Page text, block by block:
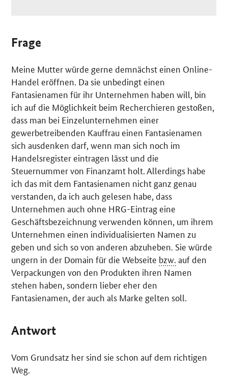
Frage
Meine Mutter würde gerne demnächst einen Online-
Handel eröffnen. Da sie unbedingt einen
Fantasienamen für ihr Unternehmen haben will, bin
ich auf die Möglichkeit beim Recherchieren gestoßen,
dass man bei Einzelunternehmen einer
gewerbetreibenden Kauffrau einen Fantasienamen
sich ausdenken darf, wenn man sich noch im
Handelsregister eintragen lässt und die
Steuernummer von Finanzamt holt. Allerdings habe
ich das mit dem Fantasienamen nicht ganz genau
verstanden, da ich auch gelesen habe, dass
Unternehmen auch ohne HRG-Eintrag eine
Geschäftsbezeichnung verwenden können, um ihrem
Unternehmen einen individualisierten Namen zu
geben und sich so von anderen abzuheben. Sie würde
ungern in der Domain für die Webseite bzw. auf den
Verpackungen von den Produkten ihren Namen
stehen haben, sondern lieber eher den
Fantasienamen, der auch als Marke gelten soll.
Antwort
Vom Grundsatz her sind sie schon auf dem richtigen
Weg.